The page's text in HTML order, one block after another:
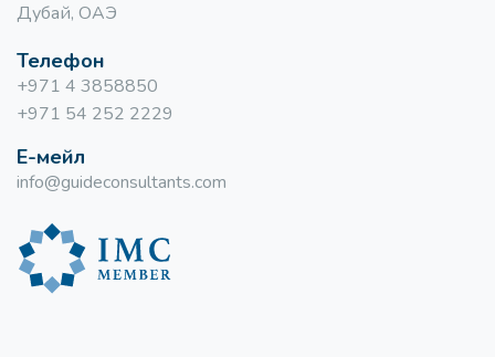
Дубай, ОАЭ
Телефон
+971 4 3858850
+971 54 252 2229
Е-мейл
info@guideconsultants.com